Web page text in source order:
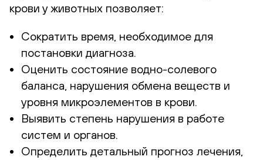
крови у животных позволяет:
Сократить время, необходимое для
постановки диагноза.
Оценить состояние водно-солевого
баланса, нарушения обмена веществ и
уровня микроэлементов в крови.
Выявить степень нарушения в работе
систем и органов.
Определить детальный прогноз лечения,